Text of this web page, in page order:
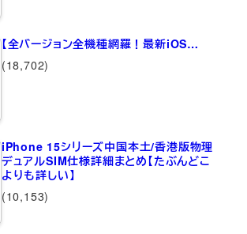
【全バージョン全機種網羅！最新iOS…
(18,702)
iPhone 15シリーズ中国本土/香港版物理
デュアルSIM仕様詳細まとめ【たぶんどこ
よりも詳しい】
(10,153)